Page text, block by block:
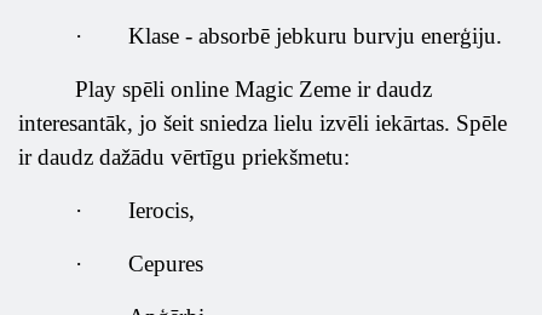
· Klase - absorbē jebkuru burvju enerģiju.
Play spēli online Magic Zeme ir daudz
interesantāk, jo šeit sniedza lielu izvēli iekārtas. Spēle
ir daudz dažādu vērtīgu priekšmetu:
· Ierocis,
· Cepures